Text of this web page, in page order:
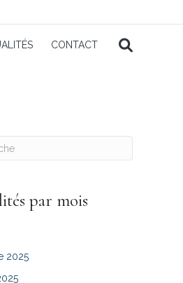
CONTACT
par mois
2025